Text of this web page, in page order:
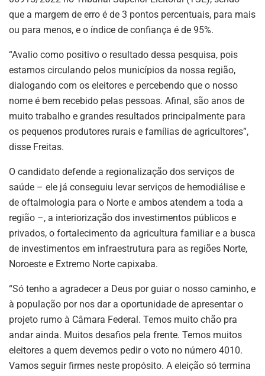
que a margem de erro é de 3 pontos percentuais, para mais
ou para menos, e o índice de confiança é de 95%.
“Avalio como positivo o resultado dessa pesquisa, pois
estamos circulando pelos municípios da nossa região,
dialogando com os eleitores e percebendo que o nosso
nome é bem recebido pelas pessoas. Afinal, são anos de
muito trabalho e grandes resultados principalmente para
os pequenos produtores rurais e famílias de agricultores”,
disse Freitas.
O candidato defende a regionalização dos serviços de
saúde – ele já conseguiu levar serviços de hemodiálise e
de oftalmologia para o Norte e ambos atendem a toda a
região –, a interiorização dos investimentos públicos e
privados, o fortalecimento da agricultura familiar e a busca
de investimentos em infraestrutura para as regiões Norte,
Noroeste e Extremo Norte capixaba.
“Só tenho a agradecer a Deus por guiar o nosso caminho, e
à população por nos dar a oportunidade de apresentar o
projeto rumo à Câmara Federal. Temos muito chão pra
andar ainda. Muitos desafios pela frente. Temos muitos
eleitores a quem devemos pedir o voto no número 4010.
Vamos seguir firmes neste propósito. A eleição só termina